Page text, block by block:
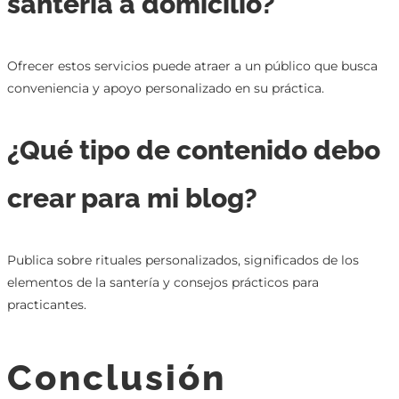
Ofrecer estos servicios puede atraer a un público que busca
conveniencia y apoyo personalizado en su práctica.
¿Qué tipo de contenido debo
crear para mi blog?
Publica sobre rituales personalizados, significados de los
elementos de la santería y consejos prácticos para
practicantes.
Conclusión